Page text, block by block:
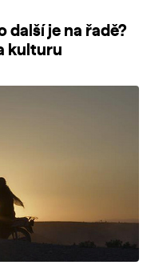
další je na řadě?
kulturu